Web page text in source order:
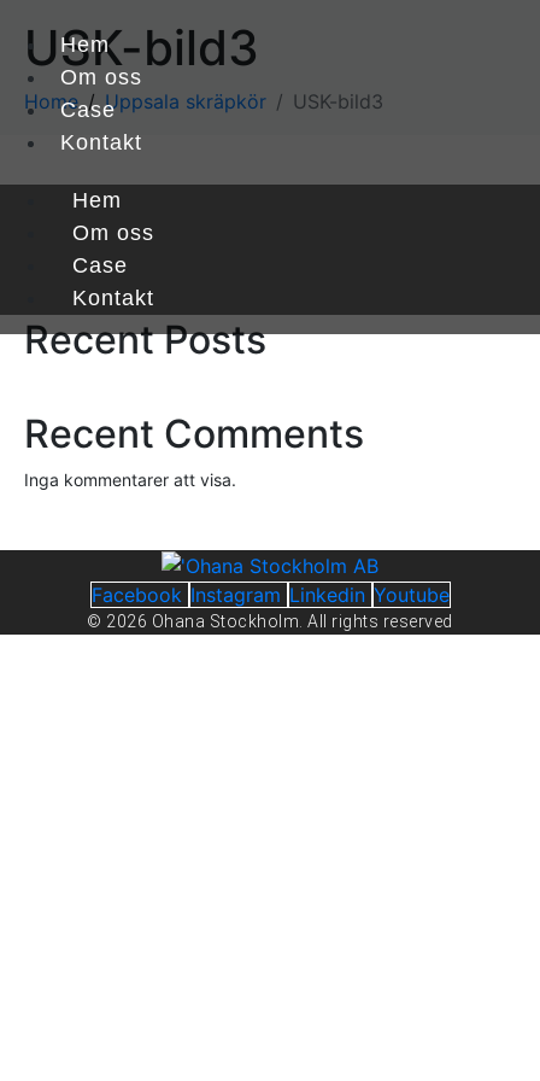
Hem
Om oss
Case
Kontakt
Hem
Om oss
Case
Kontakt
USK-bild3
Home Uppsala skräpkör USK-bild3
Recent Posts
Recent Comments
Inga kommentarer att visa.
Facebook Instagram Linkedin Youtube
© 2026 Ohana Stockholm. All rights reserved